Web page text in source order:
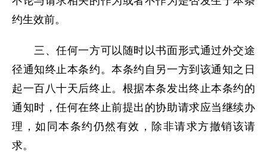
约生效前。
三、任何一方可以随时以书面形式通过外交途
径通知终止本条约。本条约自另一方到该通知之日
起一百八十天后终止。根据本条发出终止本条约的
通知时，任何在终止前提出的协助请求应当继续办
理，如同本条约仍然有效，除非请求方撤销该请
求。